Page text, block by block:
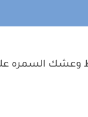
وعشك السمره